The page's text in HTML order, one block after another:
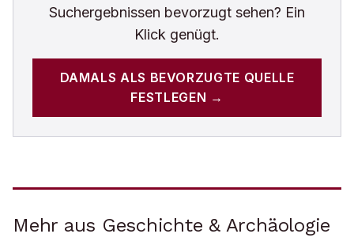
Suchergebnissen bevorzugt sehen? Ein
Klick genügt.
DAMALS ALS BEVORZUGTE QUELLE
FESTLEGEN →
Mehr aus Geschichte & Archäologie